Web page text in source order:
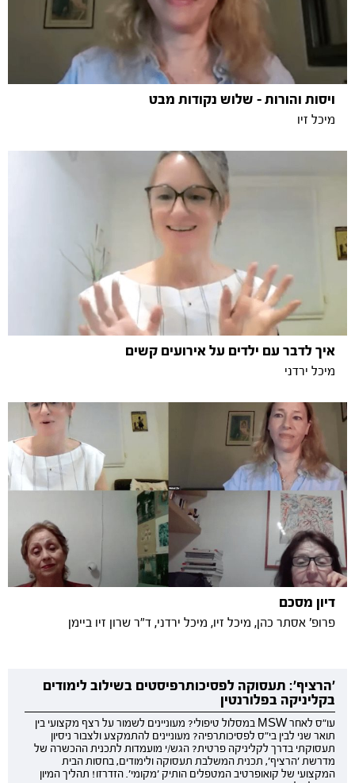
ויסות והורות - שלוש נקודות מבט
מיכל זיו
איך לדבר עם ילדים על אירועים קשים
מיכל ירדני
דיון מסכם
פרופ' אסתר כהן, מיכל זיו, מיכל ירדני, ד"ר שרון זיו ביימן
'הרציף': תעסוקה לפסיכותרפיסטים בשילוב לימודים
בקליניקה בפלורנטין
עו"ס לאחר MSW במסלול טיפולי? מעוניינים לשמור על רצף מקצועי בין
תואר שני לבין בי"ס לפסיכותרפיה? מעוניינים להתמקצע ולצבור ניסיון
תעסוקתי בדרך לקליניקה פרטית? הגש/י מועמדות לתכנית ההכשרה של
מדרשת 'הרציף', תכנית המשלבת תעסוקה ולימודים, בחסות הבית
המקצועי של קואופרטיב המטפלים הותיק 'מקומי'. הזדרזו! תהליך המיון